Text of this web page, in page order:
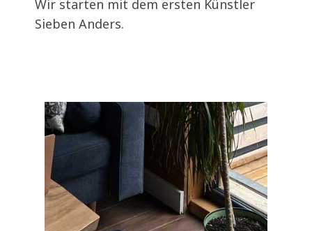
Wir starten mit dem ersten Künstler
Sieben Anders.